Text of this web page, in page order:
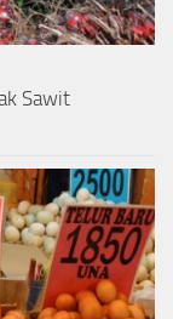
Sawit